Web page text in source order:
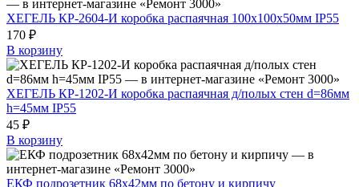
ХЕГЕЛЬ КР-2604-И коробка распаячная 100х100х50мм IP55
170 ₽
В корзину
ХЕГЕЛЬ КР-1202-И коробка распаячная д/полых стен d=86мм
h=45мм IP55
45 ₽
В корзину
ЕКФ подрозетник 68х42мм по бетону и кирпичу